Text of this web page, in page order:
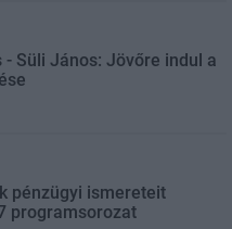
- Süli János: Jövőre indul a
pénzügyi ismereteit
programsorozat